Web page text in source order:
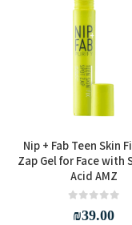
Nip + Fab Teen Skin
Zap Gel for Face with
Acid AMZ
₪39.00